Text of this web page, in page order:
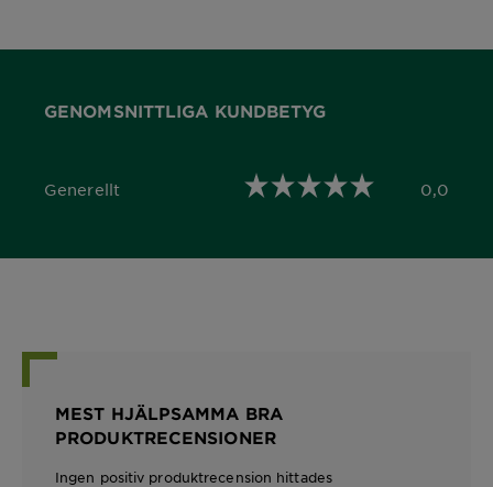
GENOMSNITTLIGA KUNDBETYG
Generellt
0,0 out of 5 stars 0,0
MEST HJÄLPSAMMA BRA
PRODUKTRECENSIONER
Ingen positiv produktrecension hittades